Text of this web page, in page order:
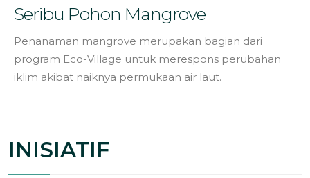
Seribu Pohon Mangrove
Penanaman mangrove merupakan bagian dari
program Eco-Village untuk merespons perubahan
iklim akibat naiknya permukaan air laut.
INISIATIF